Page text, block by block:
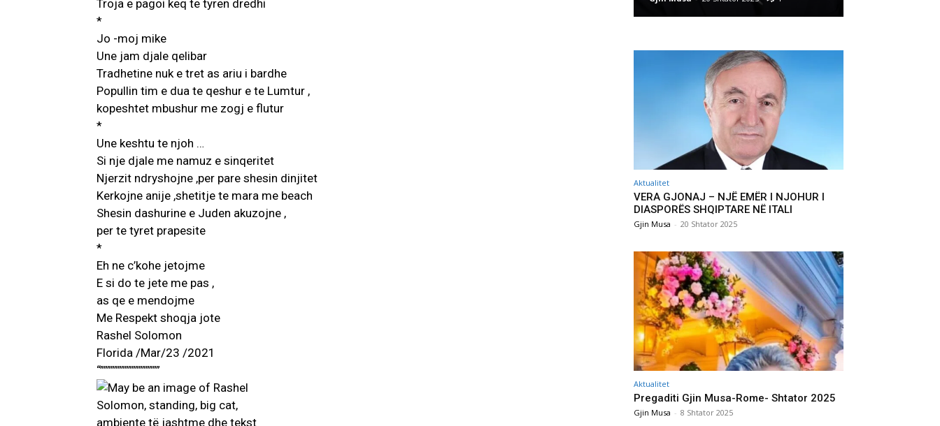
Troja e pagoi keq te tyren dredhi
*
Jo -moj mike
Une jam djale qelibar
Tradhetine nuk e tret as ariu i bardhe
Popullin tim e dua te qeshur e te Lumtur ,
kopeshtet mbushur me zogj e flutur
*
Une keshtu te njoh …
Si nje djale me namuz e sinqeritet
Njerzit ndryshojne ,per pare shesin dinjitet
Kerkojne anije ,shetitje te mara me beach
Shesin dashurine e Juden akuzojne ,
per te tyret prapesite
*
Eh ne c’kohe jetojme
E si do te jete me pas ,
as qe e mendojme
Me Respekt shoqja jote
Rashel Solomon
Florida /Mar/23 /2021
“”””””””””””””””””
Aktualitet
VERA GJONAJ – NJË EMËR I NJOHUR I
DIASPORËS SHQIPTARE NË ITALI
Gjin Musa - 20 Shtator 2025
Aktualitet
Pregaditi Gjin Musa-Rome- Shtator 2025
Gjin Musa - 8 Shtator 2025